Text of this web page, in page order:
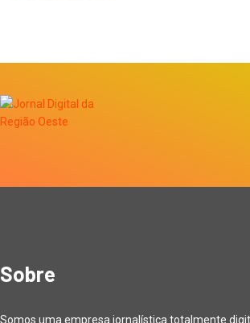
Sobre
Somos uma empresa jornalística totalmente